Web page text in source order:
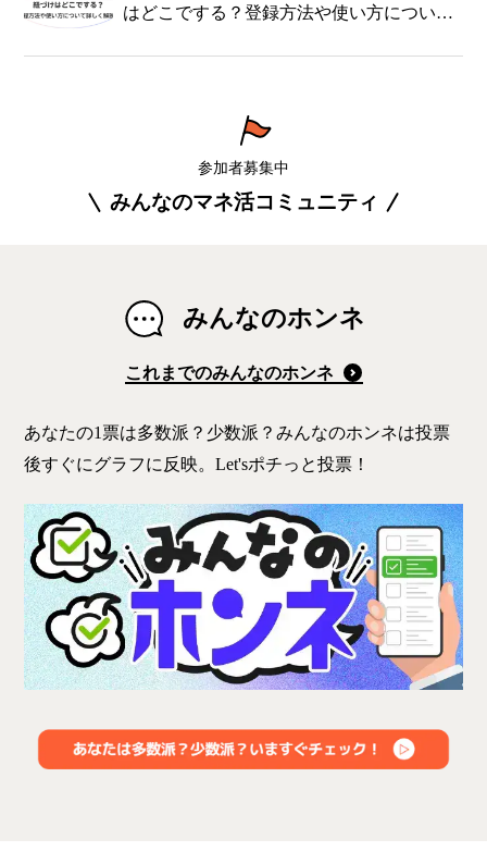
はどこでする？登録方法や使い方について
参加者募集中
みんなのマネ活コミュニティ
みんなのホンネ
これまでのみんなのホンネ
あなたの1票は多数派？少数派？みんなのホンネは投票
後すぐにグラフに反映。Let'sポチっと投票！